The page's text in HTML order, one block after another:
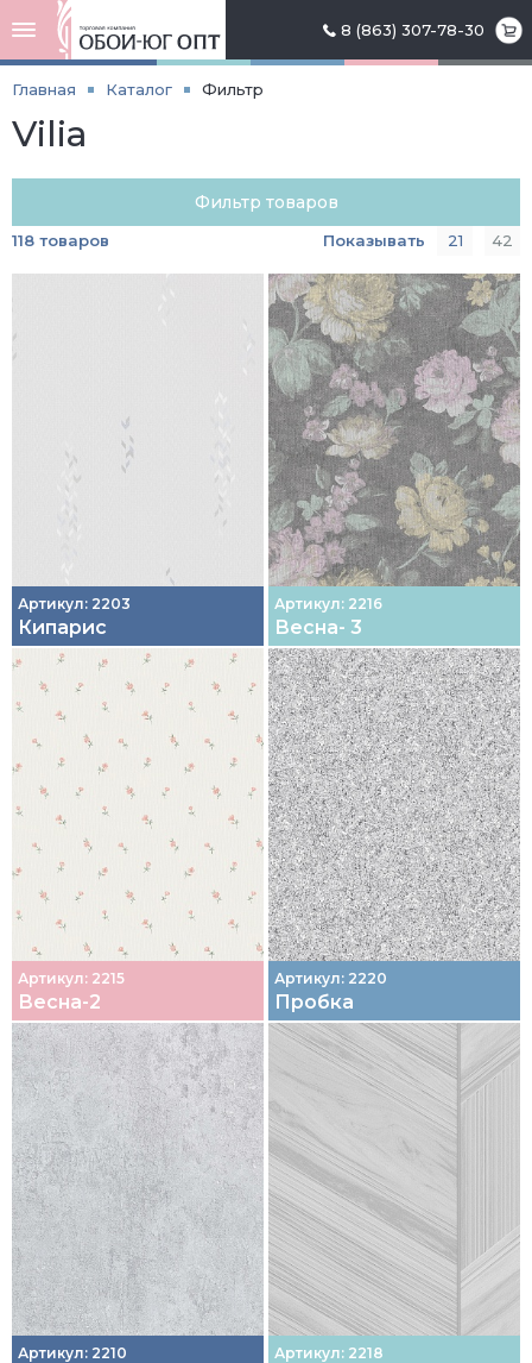
8 (863) 307-78-30
Главная Каталог Фильтр
Vilia
Фильтр товаров
118 товаров Показывать 21 42
Артикул: 2203
Кипарис
Артикул: 2216
Весна- 3
Артикул: 2215
Весна-2
Артикул: 2220
Пробка
Артикул: 2210 Артикул: 2218